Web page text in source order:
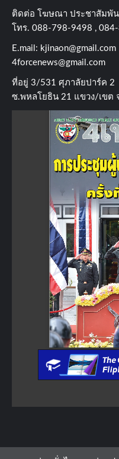
ติดต่อ​ โฆษณา​ ประชาสัมพั
โทร​. 088-798-9498 ,
E.mail: kjinaon@gmail.com
4forcenews@gmail.com
ที่อยู่​ 3/531​ ศุภาลัยปาร์ค​ 2
ซ.พหลโยธิน​ 21​ แขวง/เขต​